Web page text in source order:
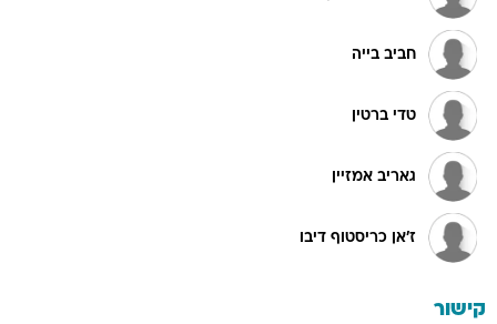
חביב בייה
טדי ברטין
גאריב אמזיין
ז'אן כריסטוף דיבו
קישור